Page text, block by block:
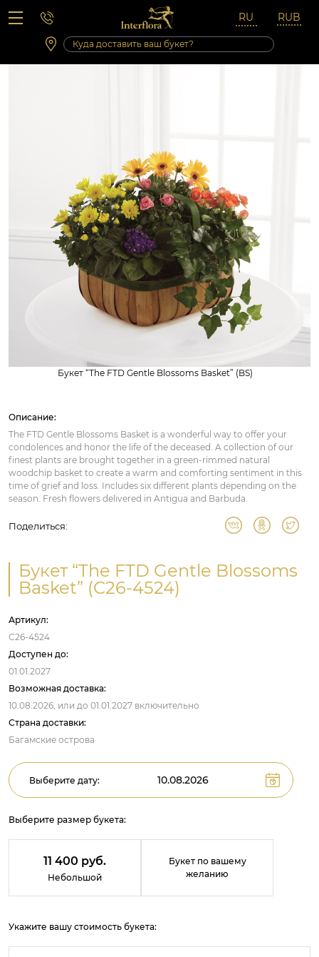
Вопросы-ответы
Сб 10:00 ‐ 14:00
Выходные и праздничные дни
Букет “The FTD Gentle Blossoms Basket” (BS)
Описание:
The FTD Gentle Blossoms Basket is a wonderful way to offer your
condolences and honor the life of the deceased. A collection of our
finest plants are brought together in a green-rimmed natural
woodchip basket to create a warm and comforting sentiment in this
time of grief and loss. Includes six different plants depending on the
season. Fresh flowers delivered in Antigua and Barbuda.
Поделиться:
Букет “The FTD Gentle Blossoms
Basket” (C26-4524)
Артикул:
C26-4524
Доступен до:
01.01.2027
Возможная доставка:
10.08.2026, или до 01.01.2027 включительно
Страна доставки:
Багамские острова
Выберите дату:
Выберите размер букета:
11 400 руб.
Небольшой
Букет по вашему
желанию
Укажите вашу стоимость букета: